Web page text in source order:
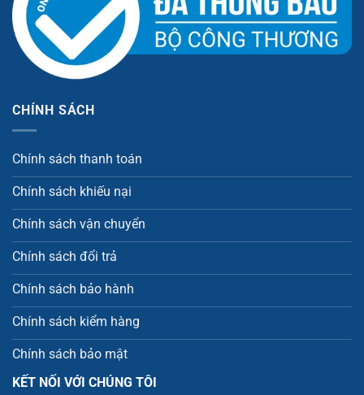
CHÍNH SÁCH
Chính sách thanh toán
Chính sách khiếu nại
Chính sách vận chuyển
Chính sách đổi trả
Chính sách bảo hành
Chính sách kiểm hàng
Chính sách bảo mật
KẾT NỐI VỚI CHÚNG TÔI